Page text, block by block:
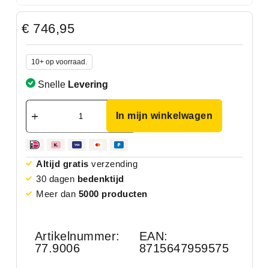
€ 746,95
10+ op voorraad.
Snelle Levering
In mijn winkelwagen
Altijd gratis verzending
30 dagen bedenktijd
Meer dan 5000 producten
Artikelnummer:
77.9006
EAN:
8715647959575